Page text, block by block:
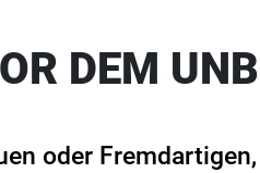
DEM
oder